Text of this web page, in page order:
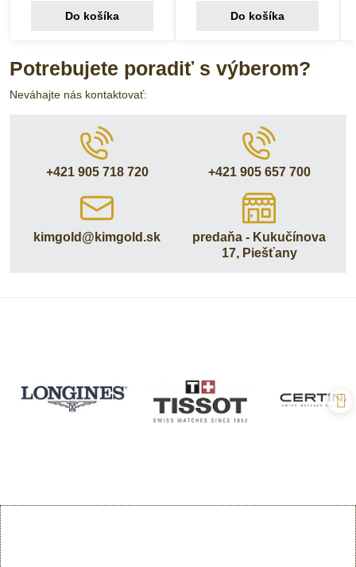
Do košíka Do košíka
Potrebujete poradiť s výberom?
Neváhajte nás kontaktovať:
+421 905 718 720 +421 905 657 700
kimgold​@kimgold​.sk
predaňa - Kukučínova
17, Piešťany